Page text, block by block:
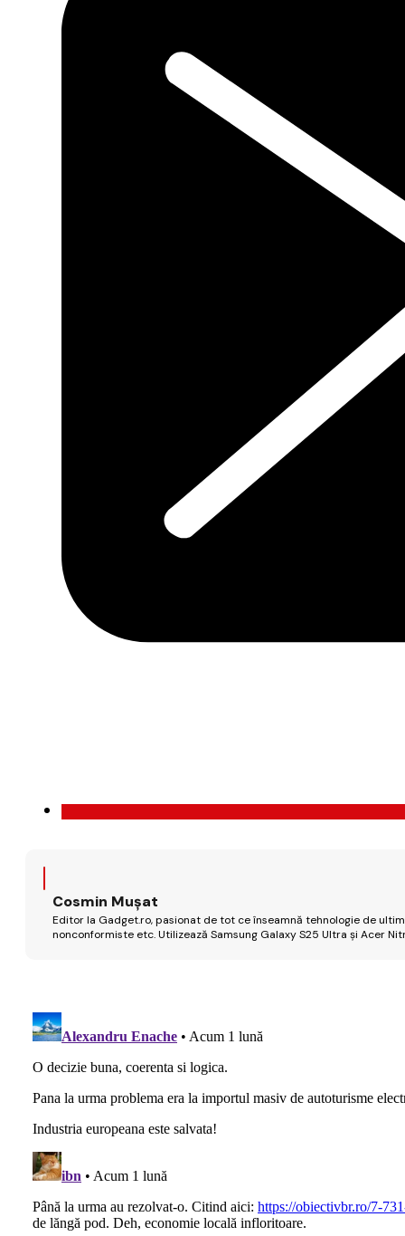
Cosmin Mușat
Editor la Gadget.ro, pasionat de tot ce înseamnă tehnologie de
nonconformiste etc. Utilizează Samsung Galaxy S25 Ultra și Acer